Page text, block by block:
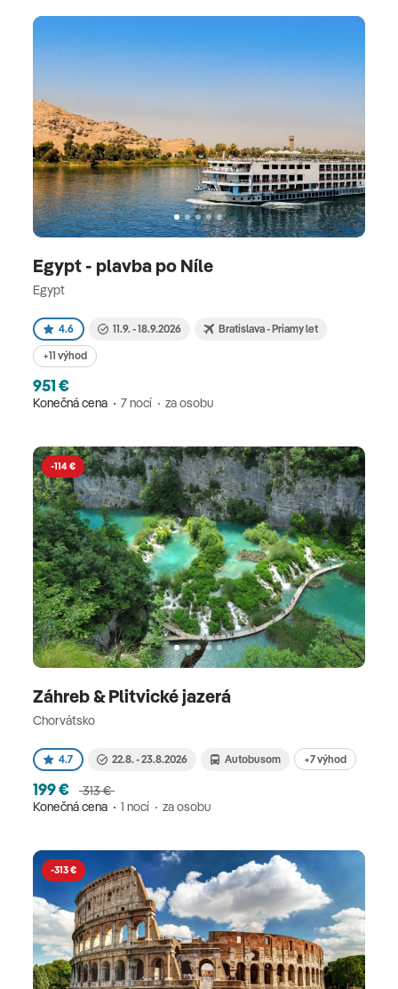
Egypt - plavba po Níle
Egypt
4.6 11.9. - 18.9.2026 Bratislava - Priamy let
+11 výhod
951 €
Konečná cena 7 nocí za osobu
-114 €
Záhreb & Plitvické jazerá
Chorvátsko
4.7 22.8. - 23.8.2026 Autobusom +7 výhod
199 €
313 €
Konečná cena
1 nocí za osobu
-313 €